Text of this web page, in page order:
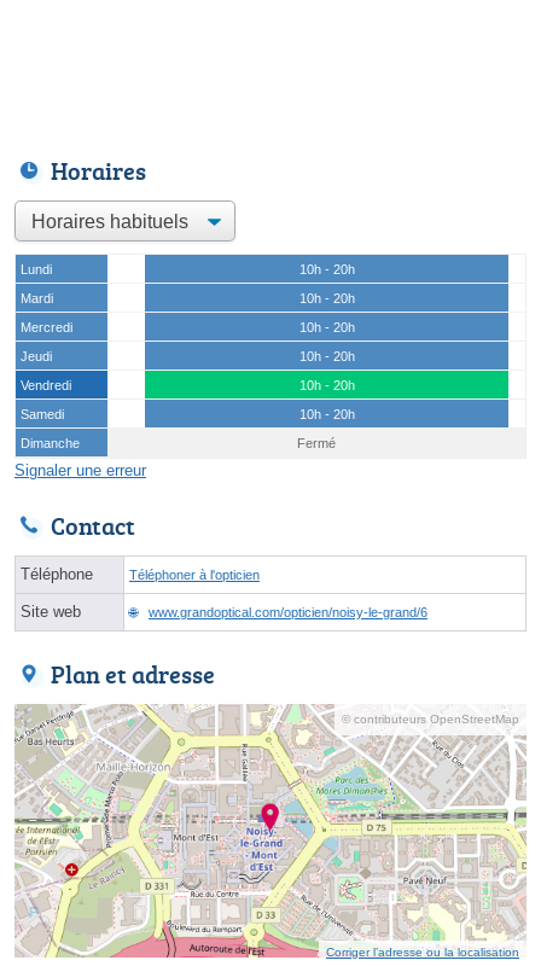
Horaires
Lundi
10h - 20h
Mardi
10h - 20h
Mercredi
10h - 20h
Jeudi
10h - 20h
Vendredi
10h - 20h
Samedi
10h - 20h
Dimanche
Fermé
Signaler une erreur
Contact
Téléphone Téléphoner à l'opticien
Site web www.grandoptical.com/opticien/noisy-le-grand/6
Plan et adresse
© contributeurs OpenStreetMap
Corriger l’adresse ou la localisation